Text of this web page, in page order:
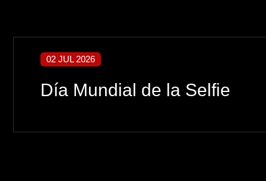
02 JUL 2026
Día Mundial de la Selfie